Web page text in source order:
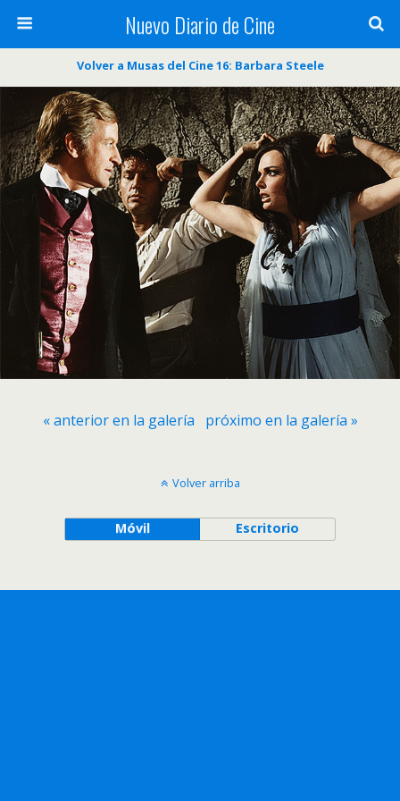
Nuevo Diario de Cine
Volver a Musas del Cine 16: Barbara Steele
« anterior en la galería próximo en la galería »
Volver arriba
Móvil Escritorio